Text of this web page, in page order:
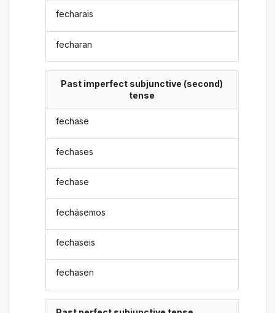
fecharais
fecharan
Past imperfect subjunctive (second)
tense
fechase
fechases
fechase
fechásemos
fechaseis
fechasen